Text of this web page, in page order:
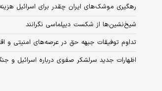
رهگیری موشک‌های ایران چقدر برای اسرائیل
شیخ‌نشین‌ها از شکست دیپلماسی نگرانند
تداوم توفیقات جبهه حق در عرصه‌های امنیتی و
اظهارات جدید سرلشکر صفوی درباره اسرائیل